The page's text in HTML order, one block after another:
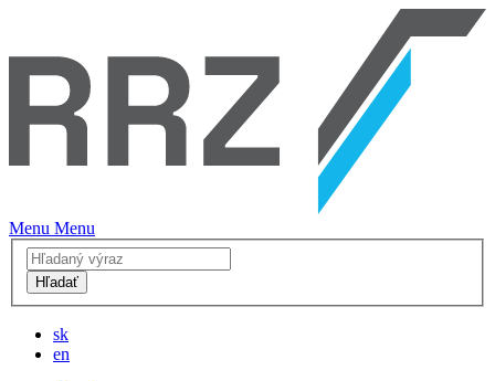
Menu Menu
Hľadať
sk
en